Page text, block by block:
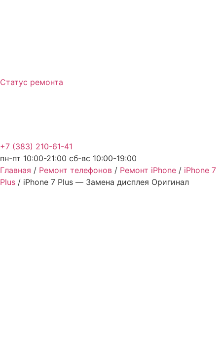
Статус ремонта
+7 (383) 210-61-41
пн-пт 10:00-21:00 сб-вс 10:00-19:00
Главная / Ремонт телефонов / Ремонт iPhone / iPhone 7
Plus / iPhone 7 Plus — Замена дисплея Оригинал